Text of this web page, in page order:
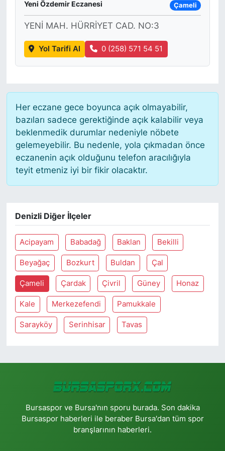
Yeni Özdemir Eczanesi Çameli
YENİ MAH. HÜRRİYET CAD. NO:3
Yol Tarifi Al 0 (258) 571 54 51
Her eczane gece boyunca açık olmayabilir,
bazıları sadece gerektiğinde açık kalabilir veya
beklenmedik durumlar nedeniyle nöbete
gelemeyebilir. Bu nedenle, yola çıkmadan önce
eczanenin açık olduğunu telefon aracılığıyla
teyit etmeniz iyi bir fikir olacaktır.
Denizli Diğer İlçeler
Acipayam Babadağ Baklan Bekilli
Beyağaç Bozkurt Buldan Çal
Çameli Çardak Çivril Güney Honaz
Kale Merkezefendi Pamukkale
Sarayköy Serinhisar Tavas
Bursaspor ve Bursa'nın sporu burada. Son dakika
Bursaspor haberleri ile beraber Bursa'dan tüm spor
branşlarının haberleri.